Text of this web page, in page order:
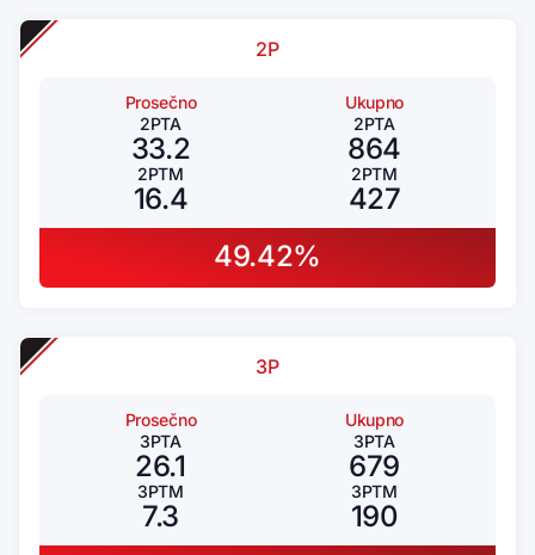
2P
Prosečno
2PTA
33.2
2PTM
16.4
Ukupno
2PTA
864
2PTM
427
49.42%
3P
Prosečno
3PTA
26.1
3PTM
7.3
Ukupno
3PTA
679
3PTM
190